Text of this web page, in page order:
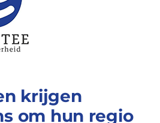
krijgen
om hun regio